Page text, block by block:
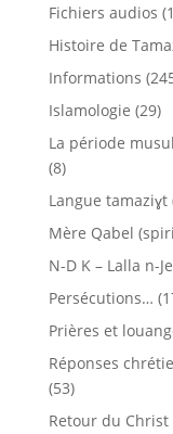
Fichiers audios
Histoire de
Informations
Islamologie (29)
La période
(8)
Langue
Mère Qabel
N-D K – Lalla n-
Persécutions…
Prières et
Réponses
(53)
Retour du Christ